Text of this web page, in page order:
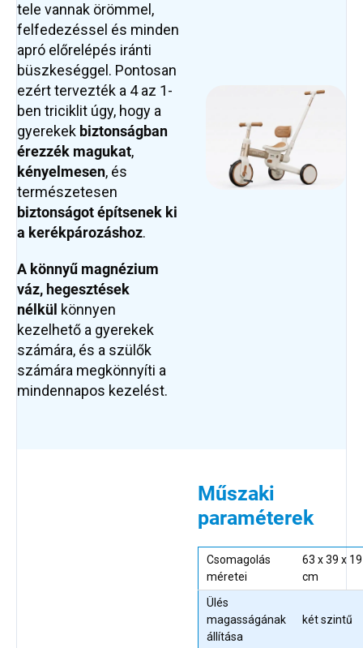
tele vannak örömmel,
felfedezéssel és minden
apró előrelépés iránti
büszkeséggel. Pontosan
ezért tervezték a 4 az 1-
ben triciklit úgy, hogy a
gyerekek biztonságban
érezzék magukat,
kényelmesen, és
természetesen
biztonságot építsenek ki
a kerékpározáshoz.
A könnyű magnézium
váz, hegesztések
nélkül könnyen
kezelhető a gyerekek
számára, és a szülők
számára megkönnyíti a
mindennapos kezelést.
Műszaki
paraméterek
Csomagolás
méretei
63 x 39 x 19
cm
Ülés
magasságának
állítása
két szintű